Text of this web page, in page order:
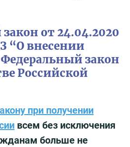
от 24.04.2020
“О внесении
закон
Российской
при получении
всем без исключения
больше не